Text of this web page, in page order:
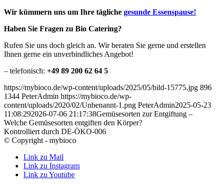
Wir kümmern uns um Ihre tägliche gesunde Essenspause!
Haben Sie Fragen zu Bio Catering?
Rufen Sie uns doch gleich an. Wir beraten Sie gerne und erstellen
Ihnen gerne ein unverbindliches Angebot!
– telefonisch: +49 89 200 62 64 5
https://mybioco.de/wp-content/uploads/2025/05/bild-15775.jpg 896
1344 PeterAdmin https://mybioco.de/wp-
content/uploads/2020/02/Unbenannt-1.png PeterAdmin2025-05-23
11:08:292026-07-06 21:17:38Gemüsesorten zur Entgiftung –
Welche Gemüsesorten entgiften den Körper?
Kontrolliert durch DE-ÖKO-006
© Copyright - mybioco
Link zu Mail
Link zu Instagram
Link zu Youtube